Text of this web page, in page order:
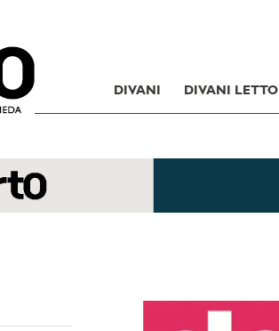
DIVANI DIVANI LETTO